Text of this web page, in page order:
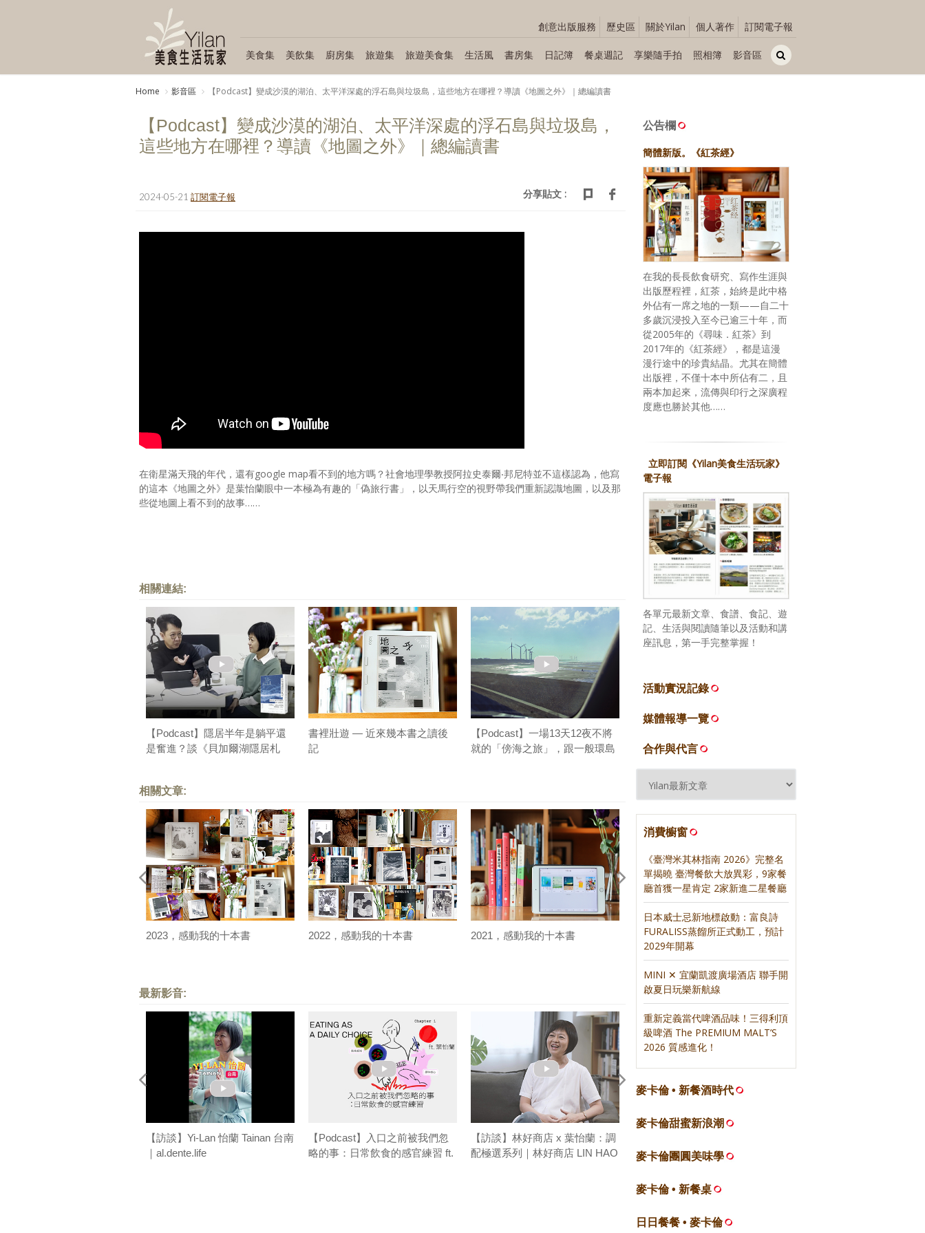
創意出版服務 歷史區 關於Yilan 個人著作 訂閱電子報
美食集 美飲集 廚房集 旅遊集 旅遊美食集 生活風 書房集 日記簿 餐桌週記 享樂隨手拍 照相簿 影音區
Home 影音區 【Podcast】變成沙漠的湖泊、太平洋深處的浮石島與垃圾島，這些地方在哪裡？導讀《地圖之外》｜總編讀書
【Podcast】變成沙漠的湖泊、太平洋深處的浮石島與垃圾島，
這些地方在哪裡？導讀《地圖之外》｜總編讀書
2024-05-21 訂閱電子報 分享貼文 :
在衛星滿天飛的年代，還有google map看不到的地方嗎？社會地理學教授阿拉史泰爾‧邦尼特並不這樣認為，他寫
的這本《地圖之外》是葉怡蘭眼中一本極為有趣的「偽旅行書」，以天馬行空的視野帶我們重新認識地圖，以及那
些從地圖上看不到的故事……
相關連結:
【Podcast】隱居半年是躺平還
是奮進？談《貝加爾湖隱居札
書裡壯遊 — 近來幾本書之讀後
記
【Podcast】一場13天12夜不將
就的「傍海之旅」，跟一般環島
相關文章:
2023，感動我的十本書 2022，感動我的十本書 2021，感動我的十本書 2020，感動我的十本書
最新影音:
【訪談】Yi-Lan 怡蘭 Tainan 台南
｜al.dente.life
【Podcast】入口之前被我們忽
略的事：日常飲食的感官練習 ft.
【訪談】林好商店 x 葉怡蘭：調
配極選系列｜林好商店 LIN HAO
的變與不變｜聯合報500盤
公告欄
簡體新版。《紅茶經》
在我的長長飲食研究、寫作生涯與
出版歷程裡，紅茶，始終是此中格
外佔有一席之地的一類——自二十
多歲沉浸投入至今已逾三十年，而
從2005年的《尋味．紅茶》到
2017年的《紅茶經》，都是這漫
漫行途中的珍貴結晶。尤其在簡體
出版裡，不僅十本中所佔有二，且
兩本加起來，流傳與印行之深廣程
度應也勝於其他……
立即訂閱《Yilan美食生活玩家》
電子報
各單元最新文章、食譜、食記、遊
記、生活與閱讀隨筆以及活動和講
座訊息，第一手完整掌握！
活動實況記錄
媒體報導一覽
合作與代言
消費櫥窗
《臺灣米其林指南 2026》完整名
單揭曉 臺灣餐飲大放異彩，9家餐
廳首獲一星肯定 2家新進二星餐廳
日本威士忌新地標啟動：富良詩
FURALISS蒸餾所正式動工，預計
2029年開幕
MINI ✕ 宜蘭凱渡廣場酒店 聯手開
啟夏日玩樂新航線
重新定義當代啤酒品味！三得利頂
級啤酒 The PREMIUM MALT’S
2026 質感進化！
麥卡倫 • 新餐酒時代
麥卡倫甜蜜新浪潮
麥卡倫團圓美味學
麥卡倫 • 新餐桌
日日餐餐 • 麥卡倫